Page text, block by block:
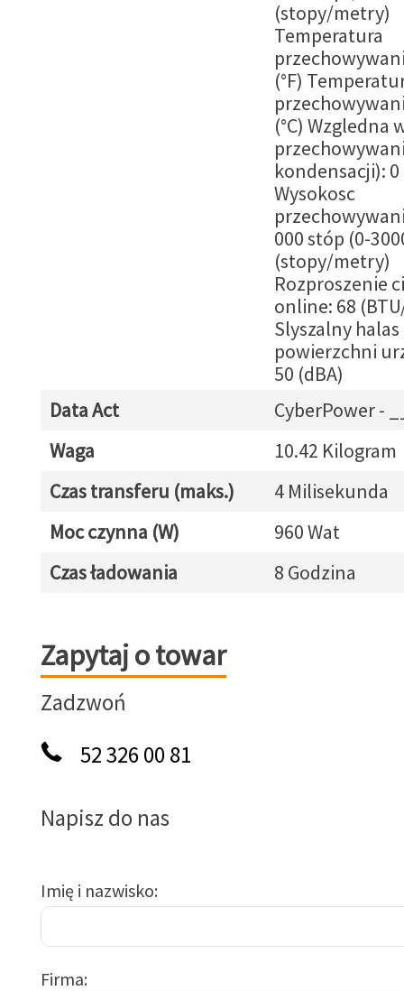
(stopy/metry)
Temperatura
(°F)
(°C) Wzgledna
kondensacji): 0
Wysokosc
000 stóp (0-
(stopy/metry)
Rozproszenie
online: 68
Slyszalny halas
powierzchni
50 (dBA)
Data Act
CyberPower -
Waga
10.42 Kilogram
Czas transferu (maks.)
4 Milisekunda
Moc czynna (W)
960 Wat
Czas ładowania
8 Godzina
Zapytaj o towar
Zapytaj o towar
Zadzwoń
52 326 00 81
Napisz do nas
Imię i nazwisko
Firma